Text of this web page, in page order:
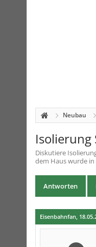
Neubau
Isolierung
Diskutiere
dem Haus wurde in
Antworten
Eisenbahnfan,